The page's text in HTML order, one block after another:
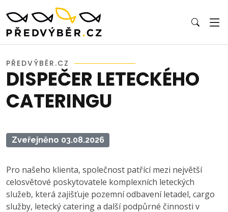
PŘEDVÝBĚR.CZ
DISPEČER LETECKÉHO
CATERINGU
Zveřejněno 03.08.2026
Pro našeho klienta, společnost patřící mezi největší
celosvětové poskytovatele komplexních leteckých
služeb, která zajišťuje pozemní odbavení letadel, cargo
služby, letecký catering a další podpůrné činnosti v